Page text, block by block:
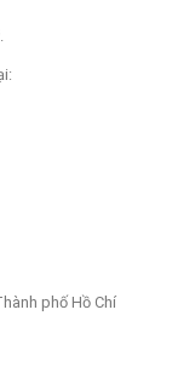
phố Hồ Chí